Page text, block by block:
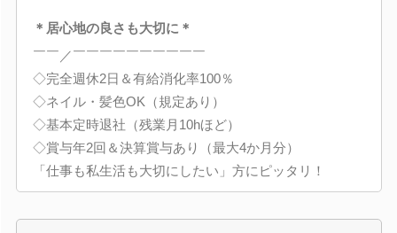
＊居心地の良さも大切に＊
￣￣／￣￣￣￣￣￣￣￣￣￣
◇完全週休2日＆有給消化率100％
◇ネイル・髪色OK（規定あり）
◇基本定時退社（残業月10hほど）
◇賞与年2回＆決算賞与あり（最大4か月分）
「仕事も私生活も大切にしたい」方にピッタリ！